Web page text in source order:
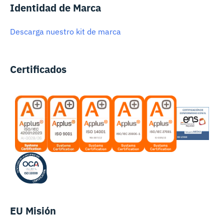
Identidad de Marca
Descarga nuestro kit de marca
Certificados
EU Misión